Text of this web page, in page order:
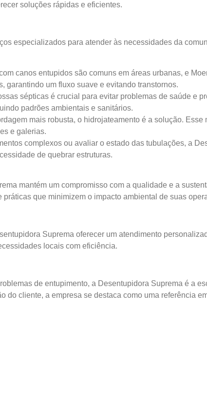
soluções rápidas e eficientes.
especializados para atender às necessidades da
canos entupidos são comuns em áreas urbanas, e
garantindo um fluxo suave e evitando transtornos.
sépticas é crucial para evitar problemas de saúde e
padrões ambientais e sanitários.
mais robusta, o hidrojateamento é a solução.
e galerias.
complexos ou avaliar o estado das tubulações, a
de quebrar estruturas.
mantém um compromisso com a qualidade e a
que minimizem o impacto ambiental de suas
Suprema oferecer um atendimento
locais com eficiência.
de entupimento, a Desentupidora Suprema é a
do cliente, a empresa se destaca como uma referência